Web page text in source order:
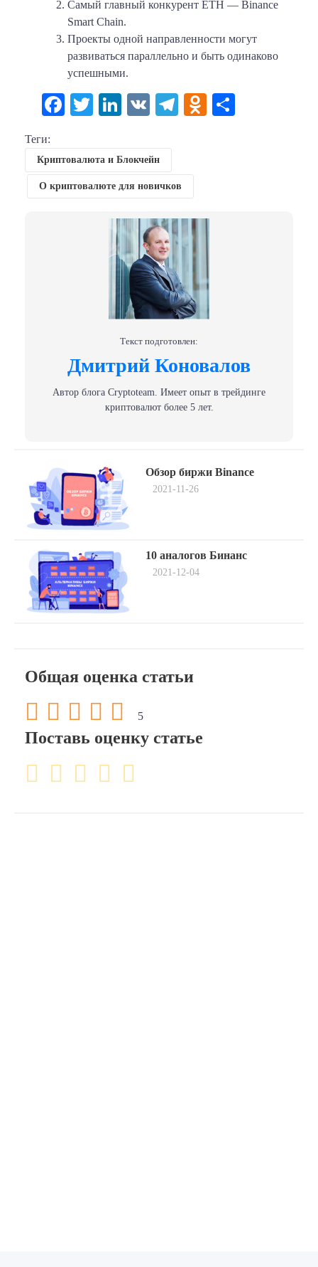
Самый главный конкурент ETH — Binance
Smart Chain.
Проекты одной направленности могут
развиваться параллельно и быть одинаково
успешными.
Facebook
TwitterLinkedIn
VK Telegram
Теги:
Криптовалюта и Блокчейн
О криптовалюте для новичков
Текст подготовлен:
Дмитрий Коновалов
Автор блога Сryptoteam. Имеет опыт в трейдинге
криптовалют более 5 лет.
Навигация
по
записям
Обзор биржи Binance
2021-11-26
10 аналогов Бинанс
2021-12-04
Общая оценка статьи
5
Поставь оценку статье